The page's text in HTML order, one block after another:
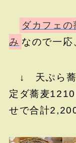
ダカフェ
み なので一応
↓ 天ぷら
定ダ蕎麦
せで合計